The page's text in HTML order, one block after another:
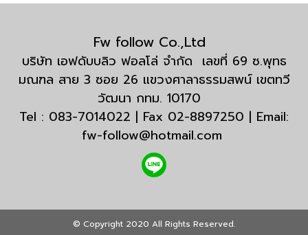
Fw follow Co.,Ltd
บริษัท เอฟดับบลิว ฟอลโล่ จำกัด เลขที่ 69 ซ.พุทธ
มณฑล สาย 3 ซอย 26 แขวงศาลาธรรมสพน์ เขตทวี
วัฒนา กทม. 10170
Tel : 083-7014022 | Fax 02-8897250 | Email:
fw-follow@hotmail.com
© Copyright 2020 All Rights Reserved.